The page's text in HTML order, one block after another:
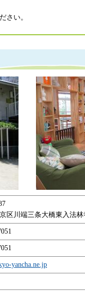
さい。
区川端三条大橋東入法林
yancha.ne.jp